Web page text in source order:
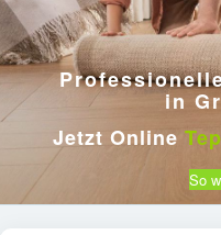
Jetzt Online
in
So